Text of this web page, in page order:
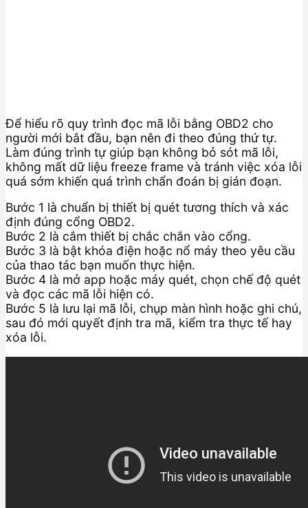
Để hiểu rõ quy trình đọc mã lỗi bằng OBD2 cho
người mới bắt đầu, bạn nên đi theo đúng thứ tự.
Làm đúng trình tự giúp bạn không bỏ sót mã lỗi,
không mất dữ liệu freeze frame và tránh việc xóa lỗi
quá sớm khiến quá trình chẩn đoán bị gián đoạn.
Bước 1 là chuẩn bị thiết bị quét tương thích và xác
định đúng cổng OBD2.
Bước 2 là cắm thiết bị chắc chắn vào cổng.
Bước 3 là bật khóa điện hoặc nổ máy theo yêu cầu
của thao tác bạn muốn thực hiện.
Bước 4 là mở app hoặc máy quét, chọn chế độ quét
và đọc các mã lỗi hiện có.
Bước 5 là lưu lại mã lỗi, chụp màn hình hoặc ghi chú,
sau đó mới quyết định tra mã, kiểm tra thực tế hay
xóa lỗi.